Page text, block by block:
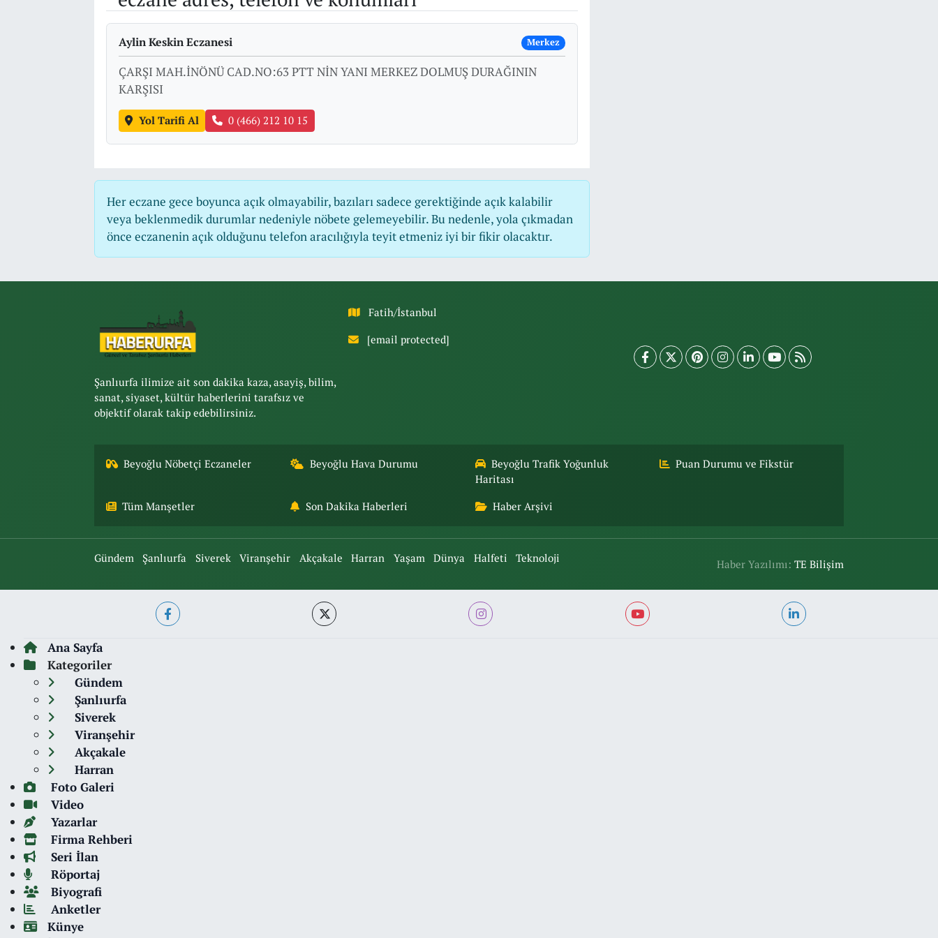
Aylin Keskin Eczanesi Merkez
ÇARŞI MAH.İNÖNÜ CAD.NO:63 PTT NİN YANI MERKEZ DOLMUŞ DURAĞININ
KARŞISI
Yol Tarifi Al 0 (466) 212 10 15
Her eczane gece boyunca açık olmayabilir, bazıları sadece gerektiğinde açık kalabilir
veya beklenmedik durumlar nedeniyle nöbete gelemeyebilir. Bu nedenle, yola çıkmadan
önce eczanenin açık olduğunu telefon aracılığıyla teyit etmeniz iyi bir fikir olacaktır.
Şanlıurfa ilimize ait son dakika kaza, asayiş, bilim,
sanat, siyaset, kültür haberlerini tarafsız ve
objektif olarak takip edebilirsiniz.
Fatih/İstanbul
[email protected]
Beyoğlu Nöbetçi Eczaneler Beyoğlu Hava Durumu
Beyoğlu Trafik Yoğunluk
Haritası
Puan Durumu ve Fikstür
Tüm Manşetler Son Dakika Haberleri Haber Arşivi
Gündem Şanlıurfa Siverek Viranşehir Akçakale Harran Yaşam Dünya Halfeti Teknoloji Haber Yazılımı:TE Bilişim
Ana Sayfa
Kategoriler
Gündem
Şanlıurfa
Siverek
Viranşehir
Akçakale
Harran
Foto Galeri
Video
Yazarlar
Firma Rehberi
Seri İlan
Röportaj
Biyografi
Anketler
Künye